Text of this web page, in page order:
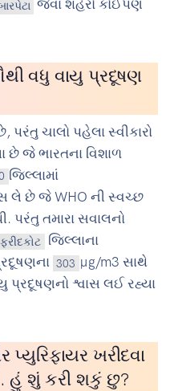
જેવા શહેરો કોઈપણ
વધુ વાયુ પ્રદૂષણ
ચાલો પહેલા સ્વીકારો
જે ભારતના વિશાળ
જિલ્લામાં
લે છે જે WHO ની સ્વચ્છ
પરંતુ તમારા સવાલનો
ફરીદકોટ જિલ્લાના
303 µg/m3 સાથે
પ્રદૂષણનો શ્વાસ લઈ રહ્યા
ખરીદવા
હું શું કરી શકું છુ?